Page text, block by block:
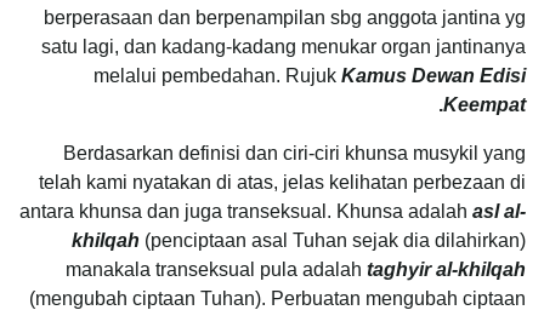
berperasaan dan berpe­nampilan sbg anggota jantina yg
satu lagi, dan kadang-kadang menukar organ jantina­nya
melalui pembedahan. Rujuk Kamus Dewan Edisi
Keempat
.
Berdasarkan definisi dan ciri-ciri khunsa musykil yang
telah kami nyatakan di atas, jelas kelihatan perbezaan di
antara khunsa dan juga transeksual. Khunsa adalah asl al-
khilqah (penciptaan asal Tuhan sejak dia dilahirkan)
manakala transeksual pula adalah taghyir al-khilqah
(mengubah ciptaan Tuhan). Perbuatan mengubah ciptaan